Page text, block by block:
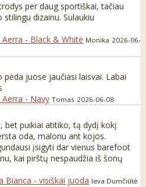
per daug sportiškai, tačiau
dizainu. Sulaukiu
- Black & White Monika 2026-06-
juose jaučiasi laisvai. Labai
Aerra - Navy Tomas 2026-06-08
bet puikiai atitiko, tą dydį kokį
oda, malonu ant kojos.
įsigyti dar vienus barefoot
kai pirštų nespaudžia iš šonų
Bianca - visiškai juoda Ieva Dumčiūtė